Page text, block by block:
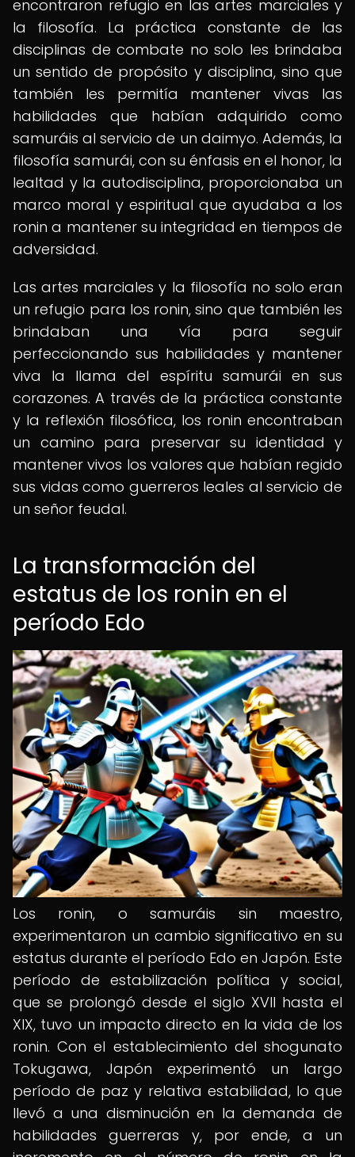
encontraron refugio en las artes marciales y
la filosofía. La práctica constante de las
disciplinas de combate no solo les brindaba
un sentido de propósito y disciplina, sino que
también les permitía mantener vivas las
habilidades que habían adquirido como
samuráis al servicio de un daimyo. Además, la
filosofía samurái, con su énfasis en el honor, la
lealtad y la autodisciplina, proporcionaba un
marco moral y espiritual que ayudaba a los
ronin a mantener su integridad en tiempos de
adversidad.
Las artes marciales y la filosofía no solo eran
un refugio para los ronin, sino que también les
brindaban una vía para seguir
perfeccionando sus habilidades y mantener
viva la llama del espíritu samurái en sus
corazones. A través de la práctica constante
y la reflexión filosófica, los ronin encontraban
un camino para preservar su identidad y
mantener vivos los valores que habían regido
sus vidas como guerreros leales al servicio de
un señor feudal.
La transformación del
estatus de los ronin en el
período Edo
Los ronin, o samuráis sin maestro,
experimentaron un cambio significativo en su
estatus durante el período Edo en Japón. Este
período de estabilización política y social,
que se prolongó desde el siglo XVII hasta el
XIX, tuvo un impacto directo en la vida de los
ronin. Con el establecimiento del shogunato
Tokugawa, Japón experimentó un largo
período de paz y relativa estabilidad, lo que
llevó a una disminución en la demanda de
habilidades guerreras y, por ende, a un